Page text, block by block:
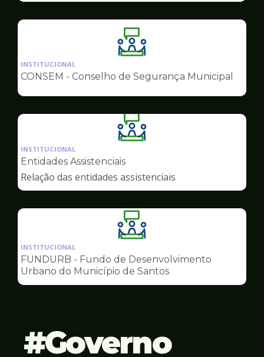
Ilustração
da
pagina
Conselhos
INSTITUCIONAL
CONSEM - Conselho de Segurança Municipal
Ilustração
da
de
Conselhos
INSTITUCIONAL
Entidades Assistenciais
Relação das entidades assistenciais
Ilustração
da
pagina
de
Conselhos
INSTITUCIONAL
FUNDURB - Fundo de Desenvolvimento
Urbano do Município de Santos
Governo